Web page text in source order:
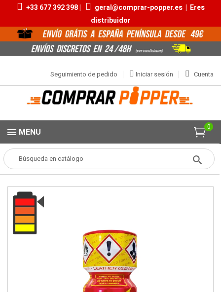
+33 677 392 398 | geral@comprar-popper.es| Eres
distribuidor
Cuenta
Iniciar sesión
Seguimiento de pedido
0
MENU
Popper Aromas Pequeños